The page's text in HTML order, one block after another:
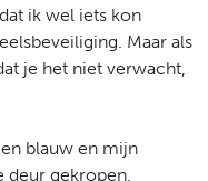
ik wel iets kon
Maar als
je het niet verwacht,
blauw en mijn
deur gekropen.